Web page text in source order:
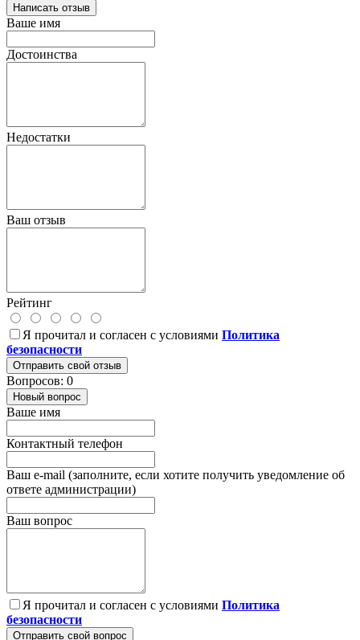
Написать отзыв
Ваше имя
Достоинства
Недостатки
Ваш отзыв
Рейтинг
Я прочитал и согласен с условиями Политика
безопасности
Отправить свой отзыв
Вопросов: 0
Новый вопрос
Ваше имя
Контактный телефон
Ваш e-mail (заполните, если хотите получить уведомление об
ответе администрации)
Ваш вопрос
Я прочитал и согласен с условиями Политика
безопасности
Отправить свой вопрос